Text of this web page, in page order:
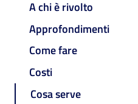
A chi è rivolto
Approfondimenti
Come fare
Costi
Cosa serve